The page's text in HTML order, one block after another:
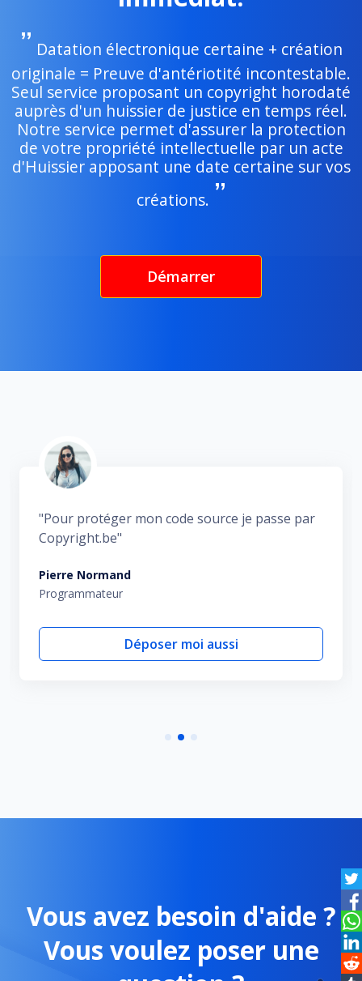
Datation électronique certaine + création
originale = Preuve d'antériotité incontestable.
Seul service proposant un copyright horodaté
auprès d'un huissier de justice en temps réel.
Notre service permet d'assurer la protection
de votre propriété intellectuelle par un acte
d'Huissier apposant une date certaine sur vos
créations.
Démarrer
"Le plan illimité de copyright.be me permet de
protéger toutes mes photos et vidéos."
Albert Sorel
Photographe
Déposer moi aussi
Vous avez besoin d'aide ?
Vous voulez poser une